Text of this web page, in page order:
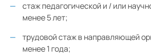
Контакты научно-образовательного
Вакантные места для приема
стаж педагогической и / или
менее 5 лет;
трудовой стаж в направляющей
менее 1 года;